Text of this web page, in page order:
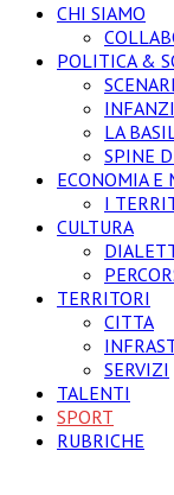
CHI SIAMO
POLITICA &
SCENARI
LA
SPINE
ECONOMIA E
I
CULTURA
TERRITORI
CITTA
SERVIZI
TALENTI
SPORT
RUBRICHE